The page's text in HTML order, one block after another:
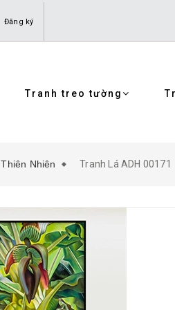
Đăng ký
Tranh treo tường
Thiên Nhiên Tranh Lá ADH 00171